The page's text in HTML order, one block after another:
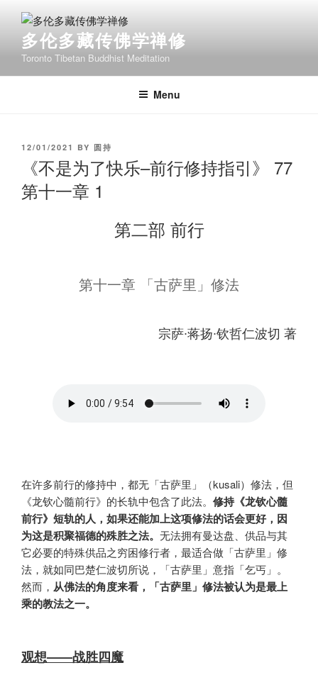
content多伦多藏传佛学禅修
Toronto Tibetan Buddhist Meditation
Menu
POSTED
ON
12/01/2021 BY 圆持
《不是为了快乐–前行修持指引》 77
第十一章 1
第二部 前行
第十一章 「古萨里」修法
宗萨∙蒋扬∙钦哲仁波切 著
在许多前行的修持中，都无「古萨里」（kusali）修法，但
《龙钦心髓前行》的长轨中包含了此法。 修持《龙钦心髓
前行》短轨的人，如果还能加上这项修法的话会更好，因
为这是积聚福德的殊胜之法。 无法拥有曼达盘、供品与其
它必要的特殊供品之穷困修行者，最适合做「古萨里」修
法，就如同巴楚仁波切所说，「古萨里」意指「乞丐」。
然而， 从佛法的角度来看，「古萨里」修法被认为是最上
乘的教法之一。
观想——战胜四魔